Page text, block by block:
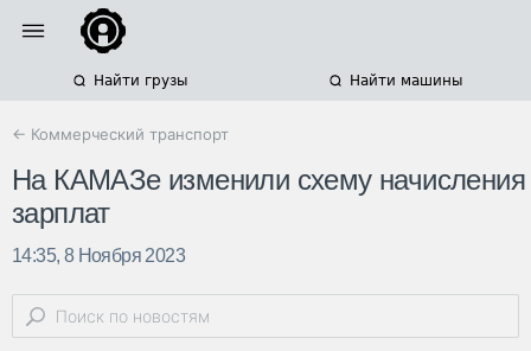
Найти грузы Найти машины
← Коммерческий транспорт
На КАМАЗе изменили схему начисления
зарплат
14:35, 8 Ноября 2023